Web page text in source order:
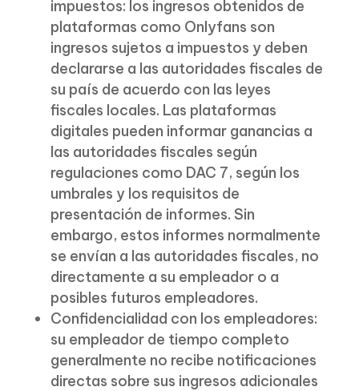
impuestos: los ingresos obtenidos de
plataformas como Onlyfans son
ingresos sujetos a impuestos y deben
declararse a las autoridades fiscales de
su país de acuerdo con las leyes
fiscales locales. Las plataformas
digitales pueden informar ganancias a
las autoridades fiscales según
regulaciones como DAC 7, según los
umbrales y los requisitos de
presentación de informes. Sin
embargo, estos informes normalmente
se envían a las autoridades fiscales, no
directamente a su empleador o a
posibles futuros empleadores.
Confidencialidad con los empleadores:
su empleador de tiempo completo
generalmente no recibe notificaciones
directas sobre sus ingresos adicionales